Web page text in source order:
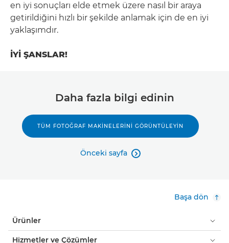
en iyi sonuçları elde etmek üzere nasıl bir araya
getirildiğini hızlı bir şekilde anlamak için de en iyi
yaklaşımdır.
İYİ ŞANSLAR!
Daha fazla bilgi edinin
TÜM FOTOĞRAF MAKINELERINI GÖRÜNTÜLEYIN
Önceki sayfa 
Başa dön
Ürünler
Hizmetler ve Çözümler